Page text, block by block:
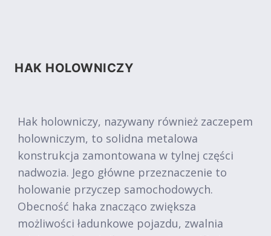
HAK HOLOWNICZY
Hak holowniczy, nazywany również zaczepem
holowniczym, to solidna metalowa
konstrukcja zamontowana w tylnej części
nadwozia. Jego główne przeznaczenie to
holowanie przyczep samochodowych.
Obecność haka znacząco zwiększa
możliwości ładunkowe pojazdu, zwalnia